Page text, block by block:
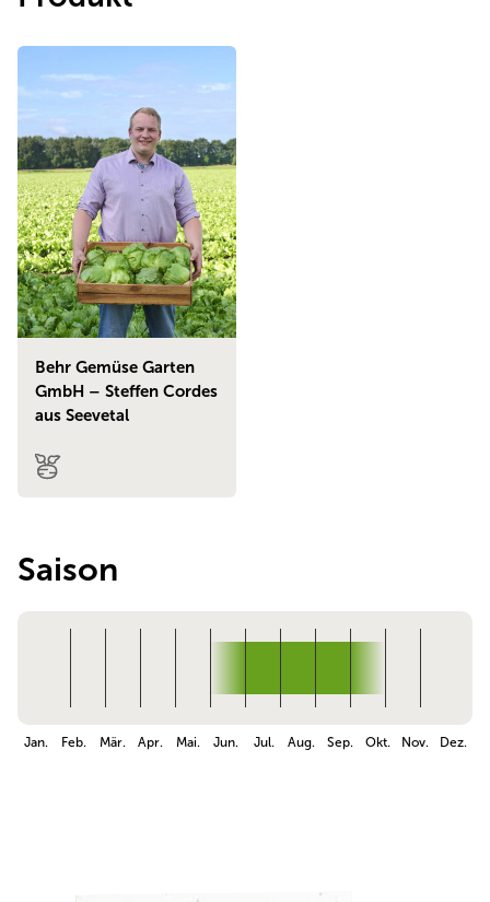
Behr Gemüse Garten
GmbH – Steffen Cordes
aus Seevetal
Saison
Jan. Feb. Mär. Apr. Mai. Jun. Jul. Aug. Sep. Okt. Nov. Dez.